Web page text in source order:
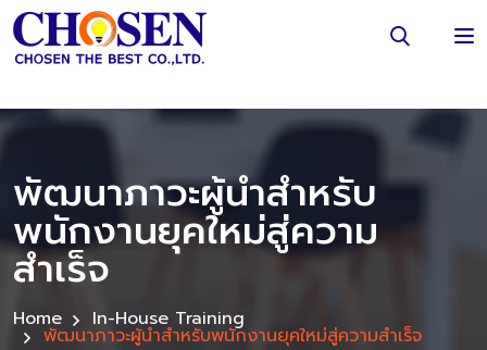
พัฒนาภาวะผู้นำสำหรับ
พนักงานยุคใหม่สู่ความ
สำเร็จ
Home In-House Training
พัฒนาภาวะผู้นำสำหรับพนักงานยุคใหม่สู่ความสำเร็จ